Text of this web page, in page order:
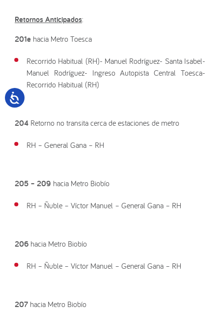
Retornos Anticipados:
201e hacia Metro Toesca
Recorrido Habitual (RH)- Manuel Rodríguez- Santa Isabel-
Manuel Rodríguez- Ingreso Autopista Central Toesca-
Recorrido Habitual (RH)
204 Retorno no transita cerca de estaciones de metro
RH – General Gana – RH
205 – 209 hacia Metro Biobío
RH – Ñuble – Víctor Manuel – General Gana – RH
206 hacia Metro Biobío
RH – Ñuble – Víctor Manuel – General Gana – RH
207 hacia Metro Biobío